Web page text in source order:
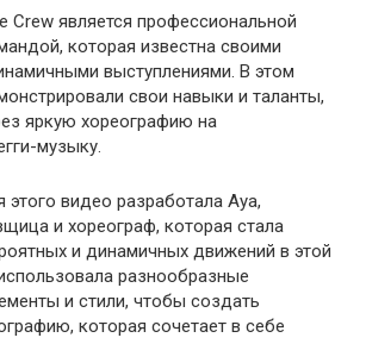
Crew является профессиональной
которая известна своими
выступлениями. В этом
свои навыки и таланты,
яркую хореографию на
музыку.
видео разработала Aya,
и хореограф, которая стала
и динамичных движений в этой
разнообразные
и стили, чтобы создать
которая сочетает в себе